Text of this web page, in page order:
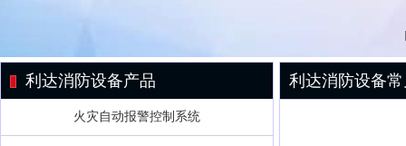
利达消防设备产品
火灾自动报警控制系统
利达消防设备